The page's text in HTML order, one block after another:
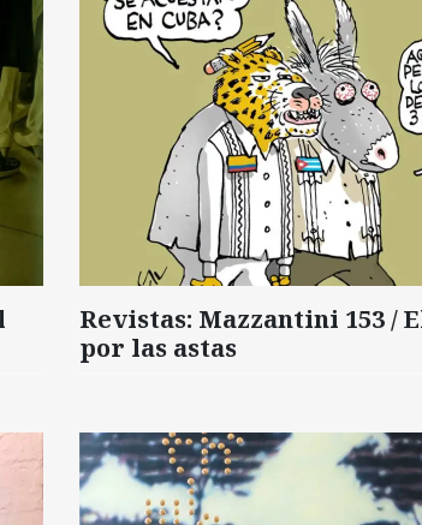
Revistas: Mazzantini 153 /
por las astas